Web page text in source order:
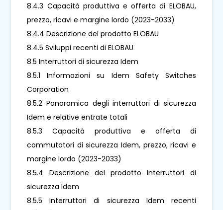
8.4.3 Capacità produttiva e offerta di ELOBAU,
prezzo, ricavi e margine lordo (2023-2033)
8.4.4 Descrizione del prodotto ELOBAU
8.4.5 Sviluppi recenti di ELOBAU
8.5 Interruttori di sicurezza Idem
8.5.1 Informazioni su Idem Safety Switches
Corporation
8.5.2 Panoramica degli interruttori di sicurezza
Idem e relative entrate totali
8.5.3 Capacità produttiva e offerta di
commutatori di sicurezza Idem, prezzo, ricavi e
margine lordo (2023-2033)
8.5.4 Descrizione del prodotto Interruttori di
sicurezza Idem
8.5.5 Interruttori di sicurezza Idem recenti